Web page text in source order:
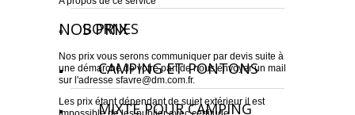
BORNES
CAMPING ET PONTONS
MIXTE POUR CAMPING
NOS PRIX
Nos prix vous serons communiquer par devis suite à
une démarche de votre part de nous envoyer un mail
sur l'adresse sfavre@dm.com.fr.
Les prix étant dépendant de sujet extérieur il est